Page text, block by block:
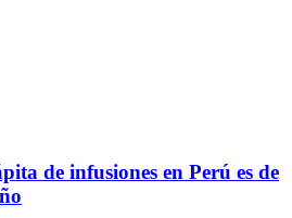
de infusiones en Perú es de